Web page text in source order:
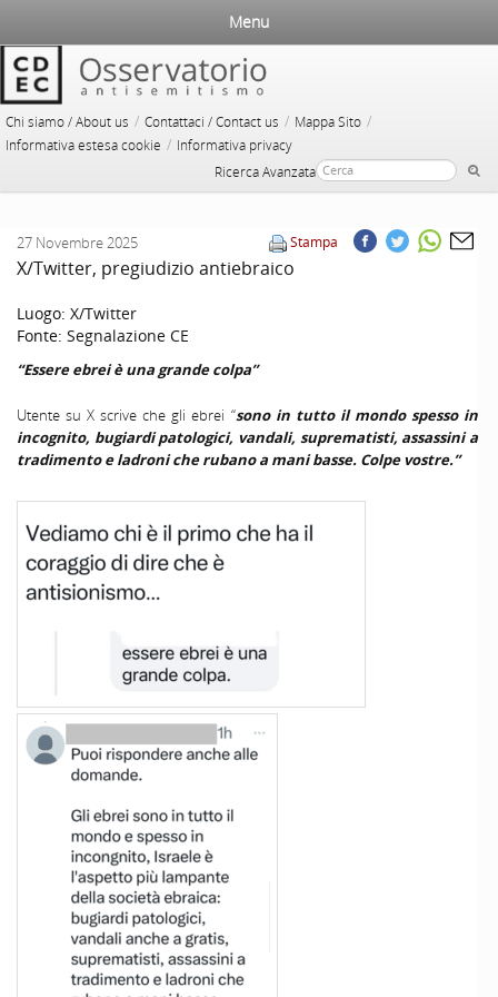
Chi siamo / About us / Contattaci / Contact us / Mappa Sito /
Informativa estesa cookie / Informativa privacy
Ricerca Avanzata
Menu
Stampa
27 Novembre 2025
X/Twitter, pregiudizio antiebraico
Luogo: X/Twitter
Fonte: Segnalazione CE
“Essere ebrei è una grande colpa”
Utente su X scrive che gli ebrei “sono in tutto il mondo spesso in
incognito, bugiardi patologici, vandali, suprematisti, assassini a
tradimento e ladroni che rubano a mani basse. Colpe vostre.”